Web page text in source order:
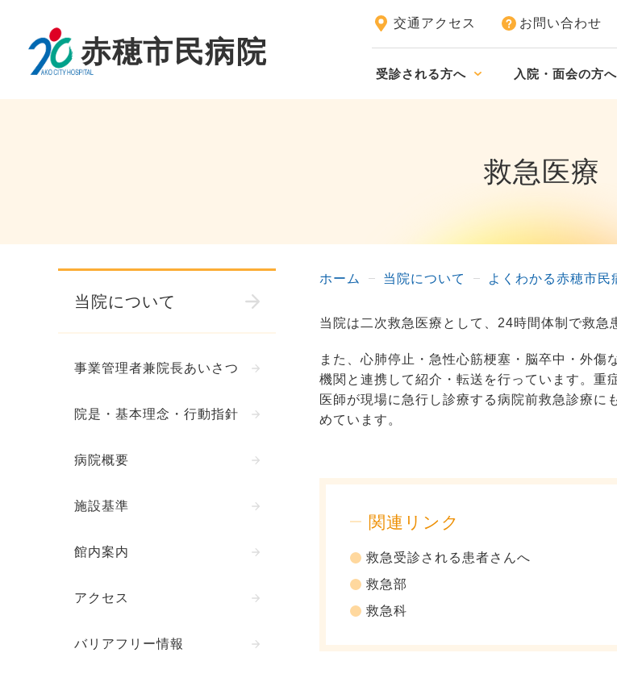
交通アクセス お問い合わせ
受診される方へ 入院・面会の方へ
救急医療
当院について
事業管理者兼院長あいさつ
院是・基本理念・行動指針
病院概要
施設基準
館内案内
アクセス
バリアフリー情報
ホーム 当院について よくわかる赤穂市民
当院は二次救急医療として、24時間体制で救急
また、心肺停止・急性心筋梗塞・脳卒中・外
機関と連携して紹介・転送を行っています。重
医師が現場に急行し診療する病院前救急診療に
めています。
関連リンク
救急受診される患者さんへ
救急部
救急科